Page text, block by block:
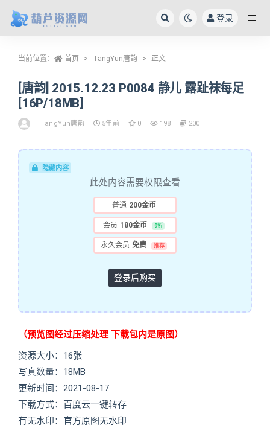
登录
当前位置： 首页 TangYun唐韵 正文
[唐韵] 2015.12.23 P0084 静儿 露趾袜每足
[16P/18MB]
TangYun唐韵 5年前 0 198 200
隐藏内容
此处内容需要权限查看
普通 200金币
会员 180金币 9折
永久会员 免费 推荐
登录后购买
（预览图经过压缩处理 下载包内是原图）
资源大小：16张
写真数量：18MB
更新时间：2021-08-17
下载方式：百度云一键转存
有无水印：官方原图无水印